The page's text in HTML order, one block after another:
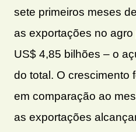
sete primeiros meses
as exportações no
US$ 4,85 bilhões – o
do total. O crescimento
em comparação ao
as exportações